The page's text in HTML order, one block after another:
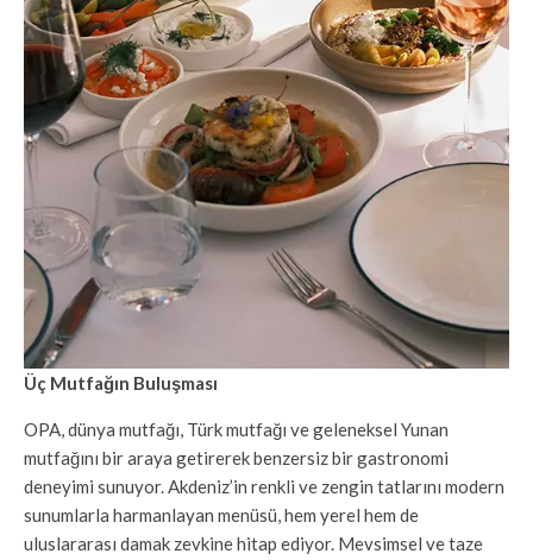
Üç Mutfağın Buluşması
OPA, dünya mutfağı, Türk mutfağı ve geleneksel Yunan
mutfağını bir araya getirerek benzersiz bir gastronomi
deneyimi sunuyor. Akdeniz’in renkli ve zengin tatlarını modern
sunumlarla harmanlayan menüsü, hem yerel hem de
uluslararası damak zevkine hitap ediyor. Mevsimsel ve taze